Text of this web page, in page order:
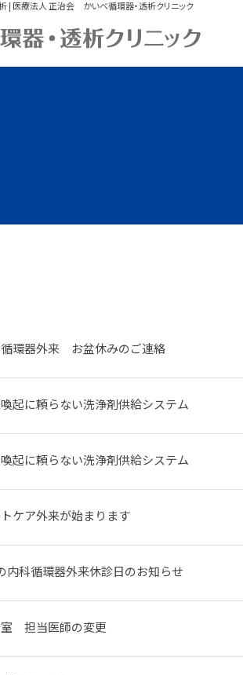
| 医療法人 正治会 かいべ循環器・透析クリニック
循環器外来 お盆休みのご連絡
起に頼らない洗浄剤供給システム
起に頼らない洗浄剤供給システム
ケア外来が始まります
内科循環器外来休診日のお知らせ
担当医師の変更